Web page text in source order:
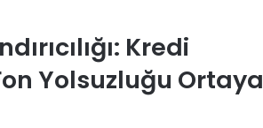
Kredi
Yolsuzluğu Ortaya